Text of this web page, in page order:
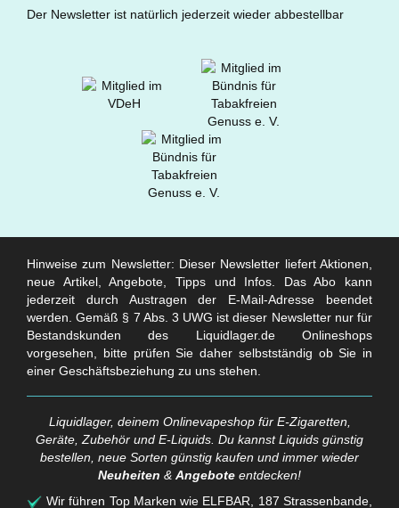
Der Newsletter ist natürlich jederzeit wieder abbestellbar
Hinweise zum Newsletter: Dieser Newsletter liefert Aktionen,
neue Artikel, Angebote, Tipps und Infos. Das Abo kann
jederzeit durch Austragen der E-Mail-Adresse beendet
werden. Gemäß § 7 Abs. 3 UWG ist dieser Newsletter nur für
Bestandskunden des Liquidlager.de Onlineshops
vorgesehen, bitte prüfen Sie daher selbstständig ob Sie in
einer Geschäftsbeziehung zu uns stehen.
Liquidlager, deinem Onlinevapeshop für E-Zigaretten,
Geräte, Zubehör und E-Liquids. Du kannst Liquids günstig
bestellen, neue Sorten günstig kaufen und immer wieder
Neuheiten & Angebote entdecken!
Wir führen Top Marken wie ELFBAR, 187 Strassenbande,